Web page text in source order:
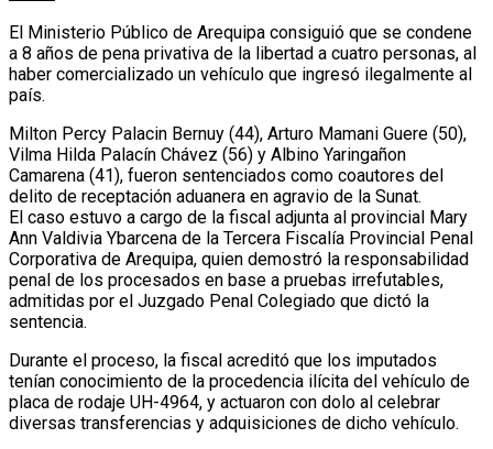
El Ministerio Público de Arequipa consiguió que se condene
a 8 años de pena privativa de la libertad a cuatro personas, al
haber comercializado un vehículo que ingresó ilegalmente al
país.
Milton Percy Palacin Bernuy (44), Arturo Mamani Guere (50),
Vilma Hilda Palacín Chávez (56) y Albino Yaringañon
Camarena (41), fueron sentenciados como coautores del
delito de receptación aduanera en agravio de la Sunat.
El caso estuvo a cargo de la fiscal adjunta al provincial Mary
Ann Valdivia Ybarcena de la Tercera Fiscalía Provincial Penal
Corporativa de Arequipa, quien demostró la responsabilidad
penal de los procesados en base a pruebas irrefutables,
admitidas por el Juzgado Penal Colegiado que dictó la
sentencia.
Durante el proceso, la fiscal acreditó que los imputados
tenían conocimiento de la procedencia ilícita del vehículo de
placa de rodaje UH-4964, y actuaron con dolo al celebrar
diversas transferencias y adquisiciones de dicho vehículo.